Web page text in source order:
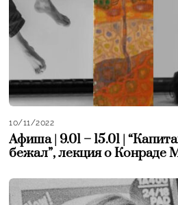
10/11/2022
Афиша | 9.01 – 15.01 |
бежал”, лекция о Конраде